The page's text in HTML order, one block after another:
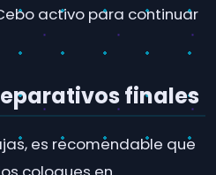
activo para continuar
finales
es recomendable que